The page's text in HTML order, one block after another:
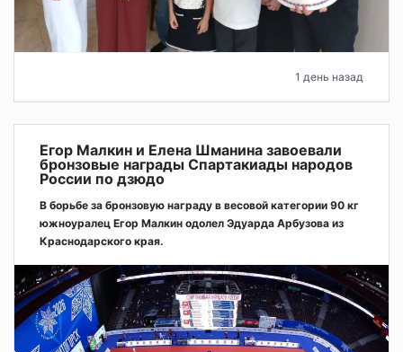
1 день назад
Егор Малкин и Елена Шманина завоевали
бронзовые награды Спартакиады народов
России по дзюдо
В борьбе за бронзовую награду в весовой категории 90 кг
южноуралец Егор Малкин одолел Эдуарда Арбузова из
Краснодарского края.